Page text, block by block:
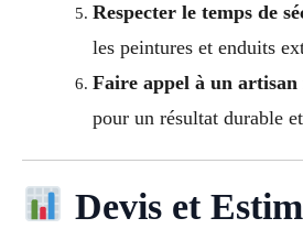
Respecter le temps de
les peintures et enduits
Faire appel à un
pour un résultat durable
Devis et